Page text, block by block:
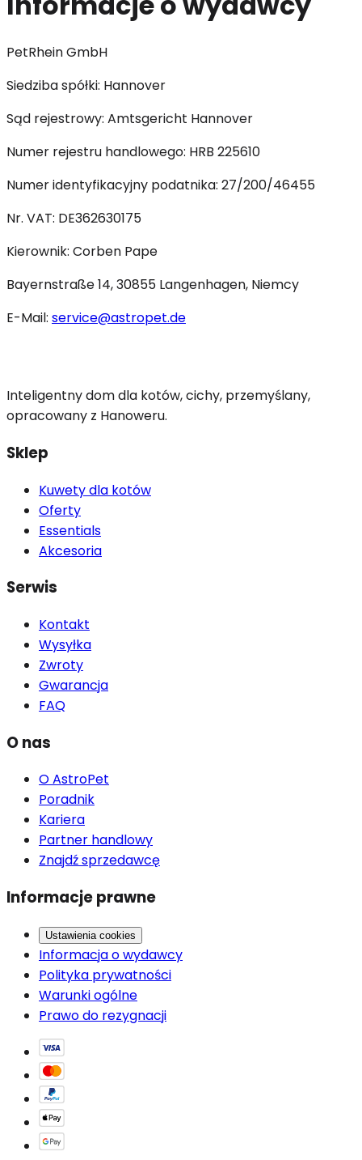
PetRhein GmbH
Siedziba spółki: Hannover
Sąd rejestrowy: Amtsgericht Hannover
Numer rejestru handlowego: HRB 225610
Numer identyfikacyjny podatnika: 27/200/46455
Nr. VAT: DE362630175
Kierownik: Corben Pape
Bayernstraße 14, 30855 Langenhagen, Niemcy
E-Mail: service@astropet.de
Inteligentny dom dla kotów, cichy, przemyślany,
opracowany z Hanoweru.
Sklep
Kuwety dla kotów
Oferty
Essentials
Akcesoria
Serwis
Kontakt
Wysyłka
Zwroty
Gwarancja
FAQ
O nas
O AstroPet
Poradnik
Kariera
Partner handlowy
Znajdź sprzedawcę
Informacje prawne
Ustawienia cookies
Informacja o wydawcy
Polityka prywatności
Warunki ogólne
Prawo do rezygnacji